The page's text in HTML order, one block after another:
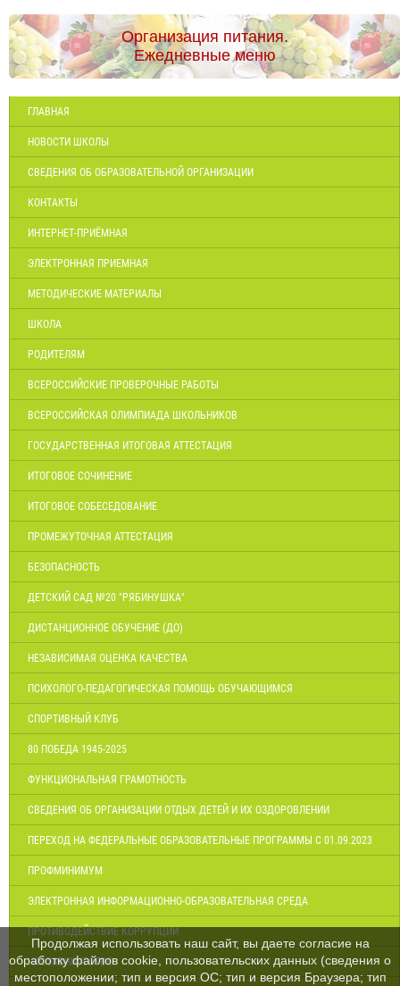
Организация питания.
Ежедневные меню
ГЛАВНАЯ
НОВОСТИ ШКОЛЫ
СВЕДЕНИЯ ОБ ОБРАЗОВАТЕЛЬНОЙ ОРГАНИЗАЦИИ
КОНТАКТЫ
ИНТЕРНЕТ-ПРИЁМНАЯ
ЭЛЕКТРОННАЯ ПРИЕМНАЯ
МЕТОДИЧЕСКИЕ МАТЕРИАЛЫ
ШКОЛА
РОДИТЕЛЯМ
ВСЕРОССИЙСКИЕ ПРОВЕРОЧНЫЕ РАБОТЫ
ВСЕРОССИЙСКАЯ ОЛИМПИАДА ШКОЛЬНИКОВ
ГОСУДАРСТВЕННАЯ ИТОГОВАЯ АТТЕСТАЦИЯ
ИТОГОВОЕ СОЧИНЕНИЕ
ИТОГОВОЕ СОБЕСЕДОВАНИЕ
ПРОМЕЖУТОЧНАЯ АТТЕСТАЦИЯ
БЕЗОПАСНОСТЬ
ДЕТСКИЙ САД №20 "РЯБИНУШКА"
ДИСТАНЦИОННОЕ ОБУЧЕНИЕ (ДО)
НЕЗАВИСИМАЯ ОЦЕНКА КАЧЕСТВА
ПСИХОЛОГО-ПЕДАГОГИЧЕСКАЯ ПОМОЩЬ ОБУЧАЮЩИМСЯ
СПОРТИВНЫЙ КЛУБ
80 ПОБЕДА 1945-2025
ФУНКЦИОНАЛЬНАЯ ГРАМОТНОСТЬ
СВЕДЕНИЯ ОБ ОРГАНИЗАЦИИ ОТДЫХ ДЕТЕЙ И ИХ ОЗДОРОВЛЕНИИ
ПЕРЕХОД НА ФЕДЕРАЛЬНЫЕ ОБРАЗОВАТЕЛЬНЫЕ ПРОГРАММЫ С 01.09.2023
ПРОФМИНИМУМ
ЭЛЕКТРОННАЯ ИНФОРМАЦИОННО-ОБРАЗОВАТЕЛЬНАЯ СРЕДА
ПРОТИВОДЕЙСТВИЕ КОРРУПЦИИ
НАСТАВНИЧЕСТВО
Продолжая использовать наш сайт, вы даете согласие на
обработку файлов cookie, пользовательских данных (сведения о
местоположении; тип и версия ОС; тип и версия Браузера; тип